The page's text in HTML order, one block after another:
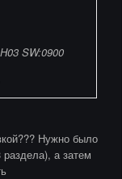
SW:0900
Нужно было
раздела), а затем